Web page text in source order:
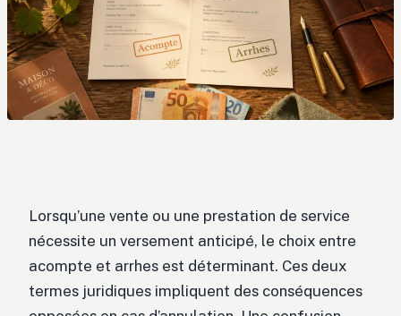
Lorsqu’une vente ou une prestation de service
nécessite un versement anticipé, le choix entre
acompte et arrhes est déterminant. Ces deux
termes juridiques impliquent des conséquences